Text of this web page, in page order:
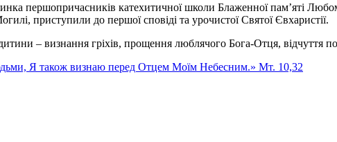
першопричасників катехитичної школи Блаженної пам’яті
приступили до першої сповіді та урочистої Святої Євхаристії.
– визнання гріхів, прощення люблячого Бога-Отця, відчуття
Я також визнаю перед Отцем Моїм Небесним.» Мт. 10,32